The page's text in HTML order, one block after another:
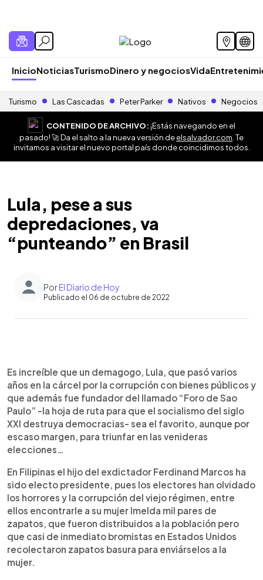
InicioNoticiasTurismoDinero y negociosVida
Turismo Las Cascadas Peter Parker Nativos Negocios
CONTENIDO DE ARCHIVO:¡Estás navegando en el
pasado! 🚀 Da el salto a la nueva versión deelsalvador.com . Te
invitamos a visitar el nuevo portal país donde coincidimos todos.
Lula, pese a sus
depredaciones, va
“punteando” en Brasil
PorEl Diario de Hoy
Publicado el 06 de octubre de 2022
► Escuchar artículo
Es increíble que un demagogo, Lula, que pasó varios
años en la cárcel por la corrupción con bienes públicos y
que además fue fundador del llamado “Foro de Sao
Paulo” -la hoja de ruta para que el socialismo del siglo
XXI destruya democracias- sea el favorito, aunque por
escaso margen, para triunfar en las venideras
elecciones…
En Filipinas el hijo del exdictador Ferdinand Marcos ha
sido electo presidente, pues los electores han olvidado
los horrores y la corrupción del viejo régimen, entre
ellos encontrarle a su mujer Imelda mil pares de
zapatos, que fueron distribuidos a la población pero
que casi de inmediato bromistas en Estados Unidos
recolectaron zapatos basura para enviárselos a la
mujer.